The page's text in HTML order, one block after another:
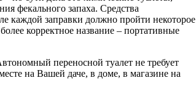
фекального запаха. Средства
каждой заправки должно пройти некоторое
корректное название – портативные
переносной туалет не требует
на Вашей даче, в доме, в магазине на